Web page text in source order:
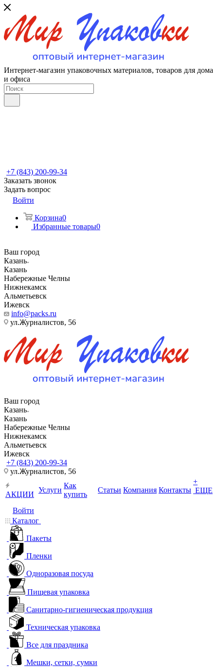
Интернет-магазин упаковочных материалов, товаров для дома
и офиса
+7 (843) 200-99-34
Заказать звонок
Задать вопрос
Войти
Корзина0
Избранные товары0
Ваш город
Казань
Казань
Набережные Челны
Нижнекамск
Альметьевск
Ижевск
info@packs.ru
ул.Журналистов, 56
Ваш город
Казань
Казань
Набережные Челны
Нижнекамск
Альметьевск
Ижевск
+7 (843) 200-99-34
ул.Журналистов, 56
АКЦИИ
Услуги
Как
купить
Статьи Компания Контакты
+
ЕЩЕ
Войти
Каталог
Пакеты
Пленки
Одноразовая посуда
Пищевая упаковка
Санитарно-гигиеническая продукция
Техническая упаковка
Все для праздника
Мешки, сетки, сумки